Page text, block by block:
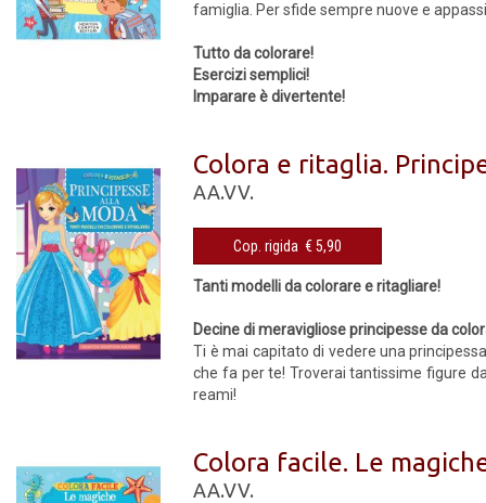
famiglia. Per sfide sempre nuove e
Tutto da colorare!
Esercizi semplici!
Imparare è divertente!
Colora e ritaglia.
AA.VV.
Cop. rigida € 5,90
Tanti modelli da colorare e ritagliare!
Decine di meravigliose principesse da
Ti è mai capitato di vedere una
che fa per te! Troverai tantissime figure
reami!
Colora facile. Le
AA.VV.